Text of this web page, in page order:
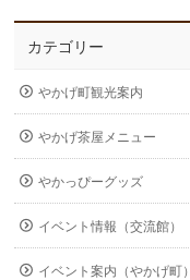
カテゴリー
やかげ町観光案内
やかげ茶屋メニュー
やかっぴーグッズ
イベント情報（交流館）
イベント案内（やかげ町）